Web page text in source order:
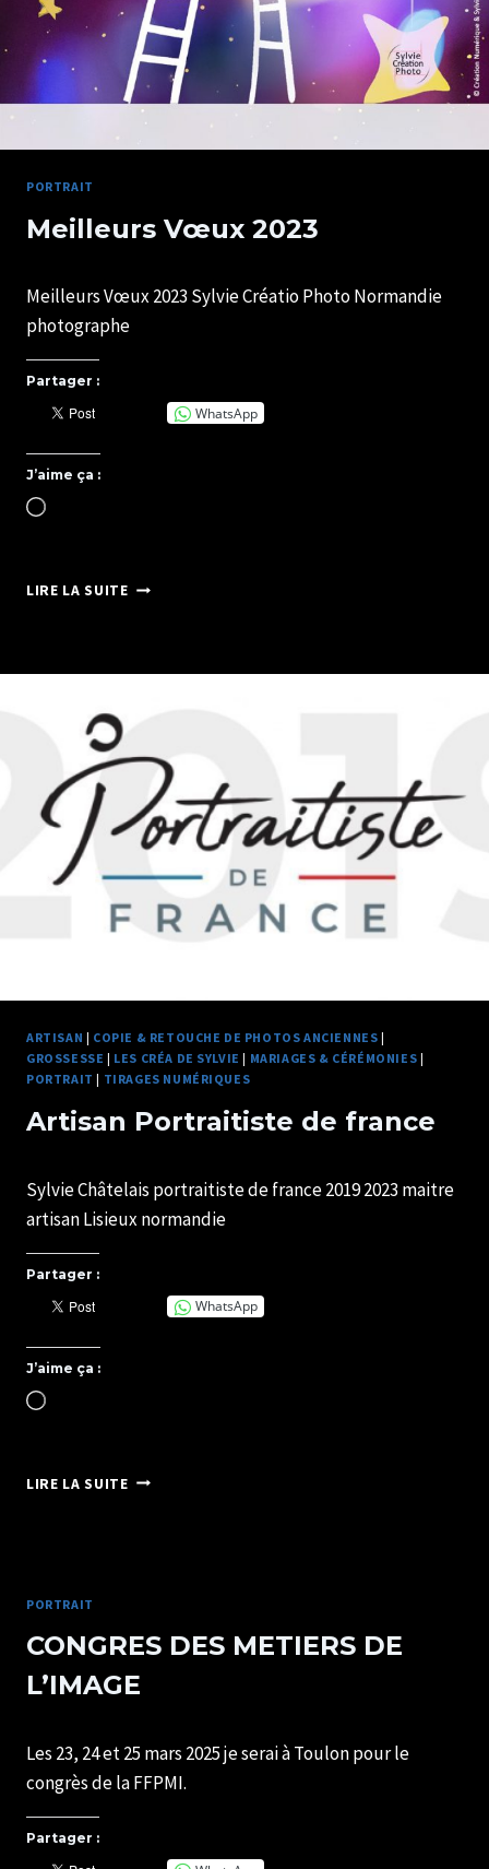
PORTRAIT
Meilleurs Vœux 2023
SYLVIE
CHATELAIS
Meilleurs Vœux 2023 Sylvie Créatio Photo Normandie
photographe
Partager :
WhatsApp
J’aime ça :
Chargement…
LIRE LA SUITEMEILLEURS
ARTISAN | COPIE & RETOUCHE DE PHOTOS ANCIENNES |
GROSSESSE | LES CRÉA DE SYLVIE | MARIAGES & CÉRÉMONIES |
PORTRAIT | TIRAGES NUMÉRIQUES
Artisan Portraitiste de france
U82599339
Sylvie Châtelais portraitiste de france 2019 2023 maitre
artisan Lisieux normandie
Partager :
WhatsApp
J’aime ça :
Chargement…
LIRE LA SUITEARTISAN
PORTRAIT
CONGRES DES METIERS DE
L’IMAGE
SYLVIE
CHATELAIS
Les 23, 24 et 25 mars 2025 je serai à Toulon pour le
congrès de la FFPMI.
Partager :